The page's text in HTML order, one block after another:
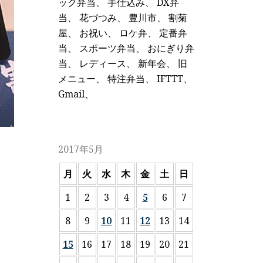
当、 花づつみ、 豊川市、 割菊
屋、 お祝い、 ロケ弁、 定番弁
当、 スポーツ弁当、 おにぎり弁
当、 レディース、 新年会、 旧
メニュー、 特注弁当、 IFTTT、
Gmail、
2017年5月
月
火 水 木 金 土
日
1
2 3 4 5 6
7
8
9 10 11 12 13
14
15
16 17 18 19 20
21